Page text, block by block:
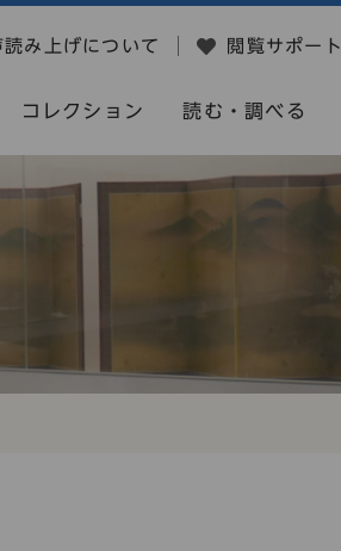
読み上げについて 閲覧サポート
コレクション 読む・調べる